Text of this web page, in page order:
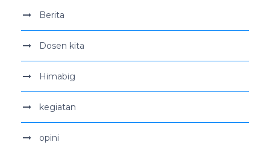
Berita
Dosen kita
Himabig
kegiatan
opini